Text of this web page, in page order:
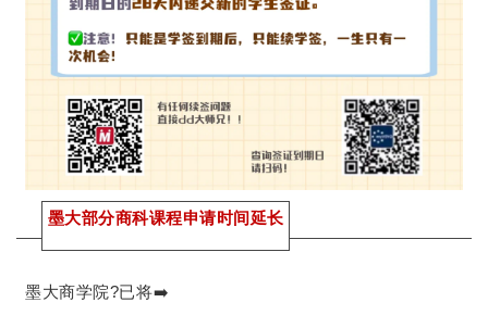
墨大部分商科课程申请时间延长
墨大商学院?已将➡️